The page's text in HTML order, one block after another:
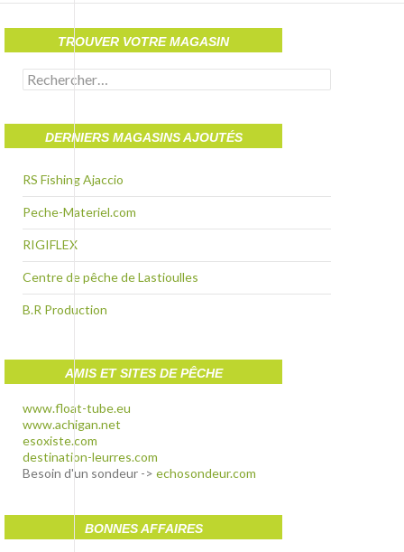
TROUVER VOTRE MAGASIN
Rechercher :
DERNIERS MAGASINS AJOUTÉS
RS Fishing Ajaccio
Peche-Materiel.com
RIGIFLEX
Centre de pêche de Lastioulles
B.R Production
AMIS ET SITES DE PÊCHE
www.float-tube.eu
www.achigan.net
esoxiste.com
destination-leurres.com
Besoin d'un sondeur -> echosondeur.com
BONNES AFFAIRES